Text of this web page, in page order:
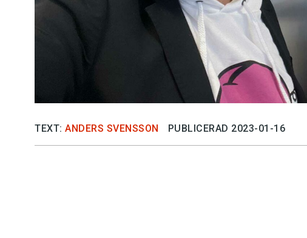
Press
TEXT: ANDERS SVENSSON PUBLICERAD 2023-01-16